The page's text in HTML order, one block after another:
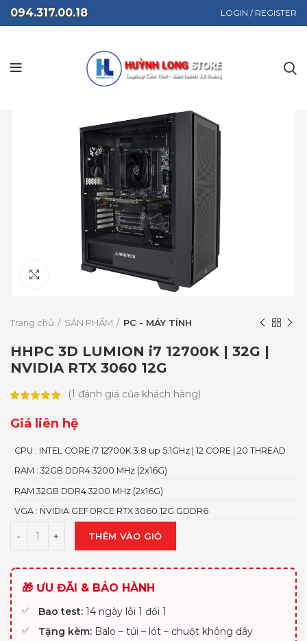
094.317.00.18 LOGIN / REGISTER
Click to enlarge
Trang chủ SẢN PHẨM PC - MÁY TÍNH
HHPC 3D LUMION i7 12700K | 32G |
NVIDIA RTX 3060 12G
(1 đánh giá của khách hàng)
Giá liên hệ
CPU : INTEL CORE i7 12700K 3.8 up 5.1GHz | 12 CORE | 20 THREAD
RAM : 32GB DDR4 3200 MHz (2x16G)
RAM 32GB DDR4 3200 MHz (2x16G)
VGA : NVIDIA GEFORCE RTX 3060 12G GDDR6
THÊM VÀO GIỎ
🎁 ƯU ĐÃI & BẢO HÀNH
Bao test: 14 ngày lỗi 1 đổi 1
Tặng kèm: Balo – túi – lót – chuột không dây